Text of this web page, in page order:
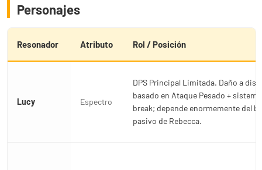
Personajes
Resonador Atributo Rol / Posición
Lucy Espectro
DPS Principal Limitada. Daño a
basado en Ataque Pesado +
break; depende enormemente del
pasivo de Rebecca.